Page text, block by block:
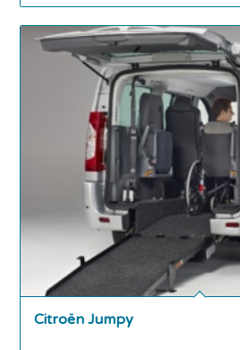
Citroën Jumpy